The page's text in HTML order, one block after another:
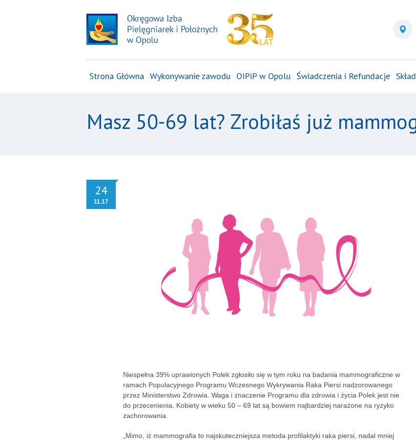
Strona Główna Wykonywanie zawodu OIPiP w Opolu Świadczenia i Refundacje
Masz 50-69 lat? Zrobiłaś już
24
11.17
Niespełna 39% uprawionych Polek zgłosiło się w tym roku na badania mammograficzne w
ramach Populacyjnego Programu Wczesnego Wykrywania Raka Piersi nadzorowanego
przez Ministerstwo Zdrowia. Waga i znaczenie Programu dla zdrowia i życia Polek jest nie
do przecenienia. Kobiety w wieku 50 – 69 lat są bowiem najbardziej narażone na ryzyko
zachorowania.
„Mimo, iż mammografia to najskuteczniejsza metoda profilaktyki raka piersi, nadal mniej